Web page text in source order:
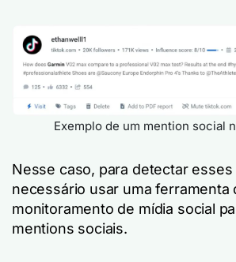
Exemplo de um mention social
Nesse caso, para detectar
necessário usar uma ferramenta
monitoramento de mídia social
mentions sociais.